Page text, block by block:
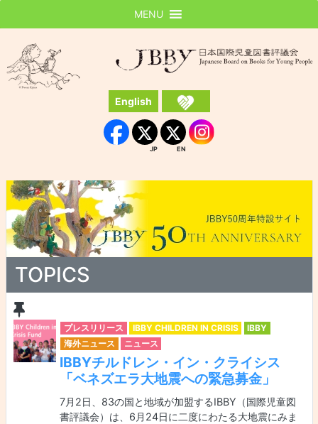
JBBY
English
Facebook
JP
JP
EN
EN Instagram
MENU
TOPICS
プレスリリース IBBY CHILDREN IN CRISIS
IBBY
海外ニュース
ニュース
IBBYチルドレン・イン・クライシス
「ベネズエラ大地震への緊急募金」
7月2日、83の国と地域が加盟するIBBY（国際児童図
書評議会）は、6月24日に二度にわたる大地震にみま